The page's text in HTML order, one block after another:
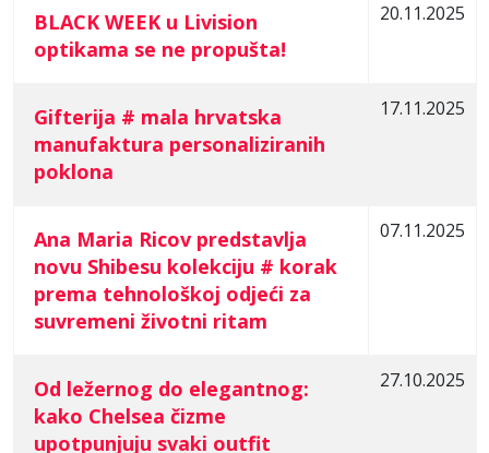
BLACK WEEK u Livision
optikama se ne propušta!
20.11.2025
Gifterija # mala hrvatska
manufaktura personaliziranih
poklona
17.11.2025
Ana Maria Ricov predstavlja
novu Shibesu kolekciju # korak
prema tehnološkoj odjeći za
suvremeni životni ritam
07.11.2025
Od ležernog do elegantnog:
kako Chelsea čizme
upotpunjuju svaki outfit
27.10.2025